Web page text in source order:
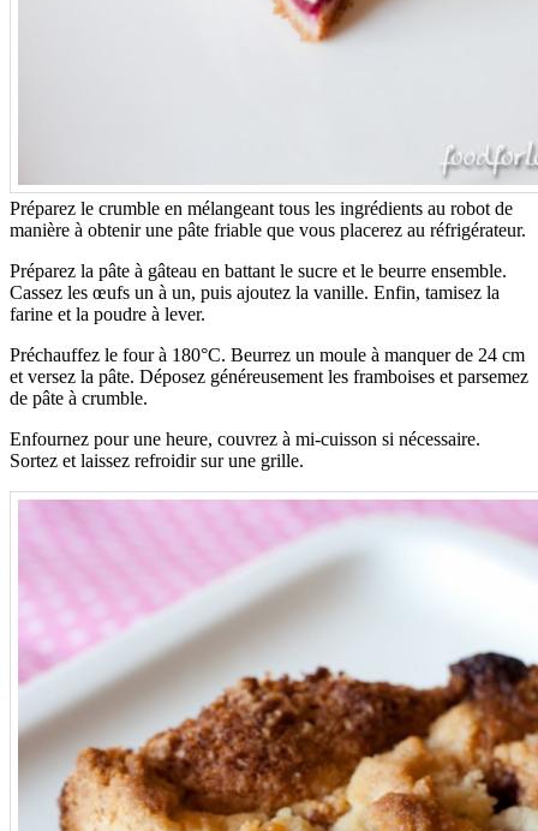
Préparez le crumble en mélangeant tous les ingrédients au robot de
manière à obtenir une pâte friable que vous placerez au réfrigérateur.
Préparez la pâte à gâteau en battant le sucre et le beurre ensemble.
Cassez les œufs un à un, puis ajoutez la vanille. Enfin, tamisez la
farine et la poudre à lever.
Préchauffez le four à 180°C. Beurrez un moule à manquer de 24 cm
et versez la pâte. Déposez généreusement les framboises et parsemez
de pâte à crumble.
Enfournez pour une heure, couvrez à mi-cuisson si nécessaire.
Sortez et laissez refroidir sur une grille.